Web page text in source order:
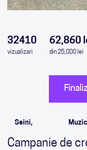
32410
vizualizari
62,860
din 25,000 lei
Seini,
Campanie de